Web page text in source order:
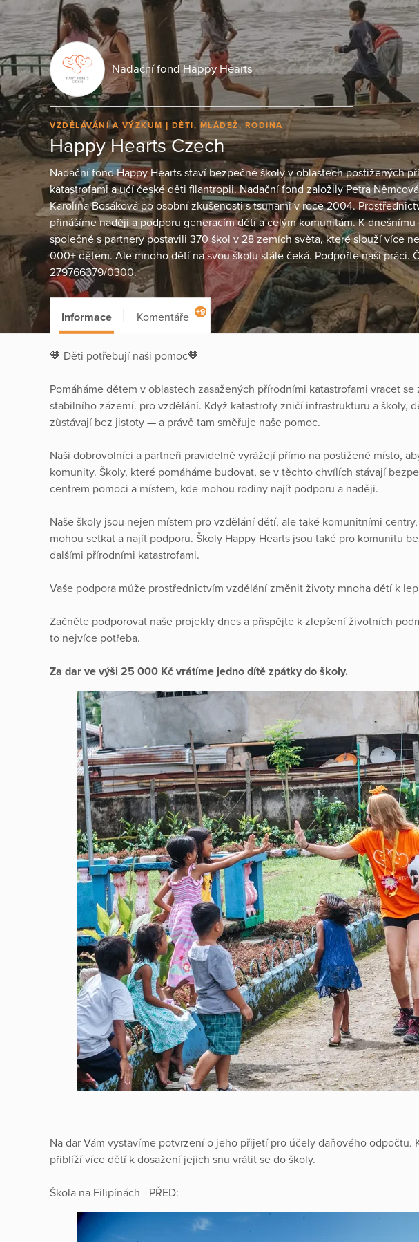
Nadační fond Happy Hearts
VZDĚLÁVÁNÍ A VÝZKUM DĚTI, MLÁDEŽ, RODINA
Happy Hearts Czech
Nadační fond Happy Hearts staví bezpečné školy v oblastech postižených
katastrofami a učí české děti filantropii. Nadační fond založily Petra
Karolína Bosáková po osobní zkušenosti s tsunami v roce 2004.
přinášíme naději a podporu generacím dětí a celým komunitám. K dnešnímu
společně s partnery postavili 370 škol v 28 zemích světa, které slouží více
000+ dětem. Ale mnoho dětí na svou školu stále čeká. Podpořte naši práci.
279766379/0300.
Informace Komentáře +9
🧡 Děti potřebují naši pomoc🧡
Pomáháme dětem v oblastech zasažených přírodními katastrofami vracet
stabilního zázemí. pro vzdělání. Když katastrofy zničí infrastrukturu a školy,
zůstávají bez jistoty — a právě tam směřuje naše pomoc.
Naši dobrovolníci a partneři pravidelně vyrážejí přímo na postižené místo,
komunity. Školy, které pomáháme budovat, se v těchto chvílích stávají
centrem pomoci a místem, kde mohou rodiny najít podporu a naději.
Naše školy jsou nejen místem pro vzdělání dětí, ale také komunitními
mohou setkat a najít podporu. Školy Happy Hearts jsou také pro komunitu
dalšími přírodními katastrofami.
Vaše podpora může prostřednictvím vzdělání změnit životy mnoha dětí k
Začněte podporovat naše projekty dnes a přispějte k zlepšení životních
to nejvíce potřeba.
Za dar ve výši 25 000 Kč vrátíme jedno dítě zpátky do školy.
Na dar Vám vystavíme potvrzení o jeho přijetí pro účely daňového odpočtu.
přiblíží více dětí k dosažení jejich snu vrátit se do školy.
Škola na Filipínách - PŘED: